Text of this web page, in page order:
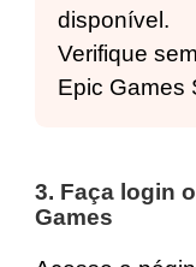
disponível.
Verifique
Epic Games
3. Faça login
Games